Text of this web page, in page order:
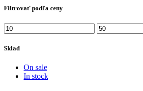
Filtrovať podľa ceny
Min
price
Max
price
Sklad
On sale
In stock